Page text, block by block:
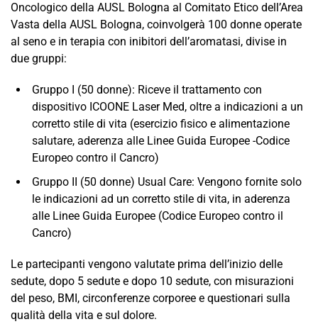
Oncologico della AUSL Bologna al Comitato Etico dell’Area
Vasta della AUSL Bologna, coinvolgerà 100 donne operate
al seno e in terapia con inibitori dell’aromatasi, divise in
due gruppi:
Gruppo I (50 donne): Riceve il trattamento con
dispositivo ICOONE Laser Med, oltre a indicazioni a un
corretto stile di vita (esercizio fisico e alimentazione
salutare, aderenza alle Linee Guida Europee -Codice
Europeo contro il Cancro)
Gruppo II (50 donne) Usual Care: Vengono fornite solo
le indicazioni ad un corretto stile di vita, in aderenza
alle Linee Guida Europee (Codice Europeo contro il
Cancro)
Le partecipanti vengono valutate prima dell’inizio delle
sedute, dopo 5 sedute e dopo 10 sedute, con misurazioni
del peso, BMI, circonferenze corporee e questionari sulla
qualità della vita e sul dolore.